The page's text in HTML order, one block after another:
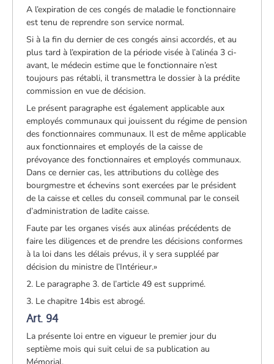
A l’expiration de ces congés de maladie le fonctionnaire
est tenu de reprendre son service normal.
Si à la fin du dernier de ces congés ainsi accordés, et au
plus tard à l’expiration de la période visée à l’alinéa 3 ci-
avant, le médecin estime que le fonctionnaire n’est
toujours pas rétabli, il transmettra le dossier à la prédite
commission en vue de décision.
Le présent paragraphe est également applicable aux
employés communaux qui jouissent du régime de pension
des fonctionnaires communaux. Il est de même applicable
aux fonctionnaires et employés de la caisse de
prévoyance des fonctionnaires et employés communaux.
Dans ce dernier cas, les attributions du collège des
bourgmestre et échevins sont exercées par le président
de la caisse et celles du conseil communal par le conseil
d’administration de ladite caisse.
Faute par les organes visés aux alinéas précédents de
faire les diligences et de prendre les décisions conformes
à la loi dans les délais prévus, il y sera suppléé par
décision du ministre de l’Intérieur.»
2. Le paragraphe 3. de l’article 49 est supprimé.
3. Le chapitre 14bis est abrogé.
Art. 94
La présente loi entre en vigueur le premier jour du
septième mois qui suit celui de sa publication au
Mémorial.